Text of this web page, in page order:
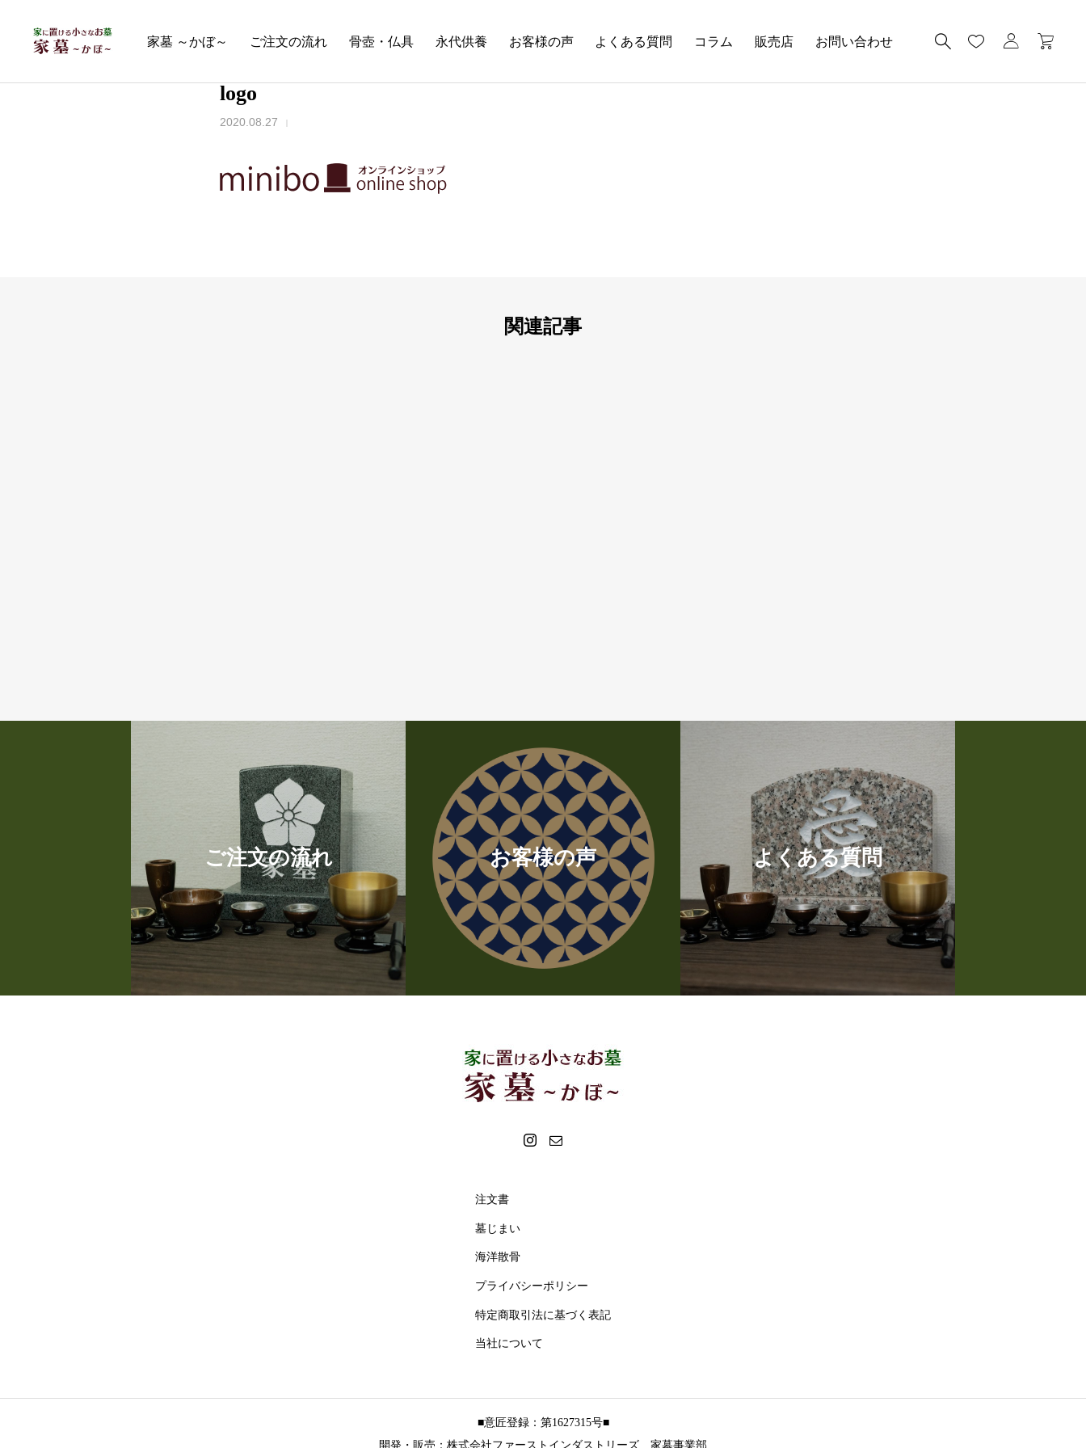
家墓 ～かぼ～ ご注文の流れ 骨壺・仏具 永代供養 お客様の声 よくある質問 コラム 販売店 お問い合わせ
logo
2020.08.27
関連記事
ご注文の流れ お客様の声 よくある質問
注文書
墓じまい
海洋散骨
プライバシーポリシー
特定商取引法に基づく表記
当社について
■意匠登録：第1627315号■
開発・販売：株式会社ファーストインダストリーズ 家墓事業部